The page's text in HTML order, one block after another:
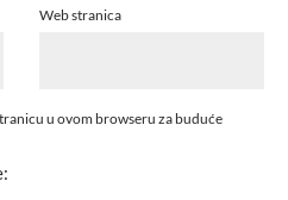
Web stranica
u ovom browseru za buduće